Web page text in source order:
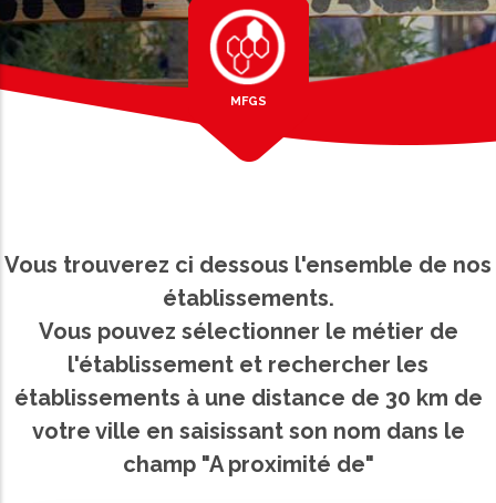
MFGS
Vous trouverez ci dessous l'ensemble de nos
établissements.
Vous pouvez sélectionner le métier de
l'établissement et rechercher les
établissements à une distance de 30 km de
votre ville en saisissant son nom dans le
champ "A proximité de"